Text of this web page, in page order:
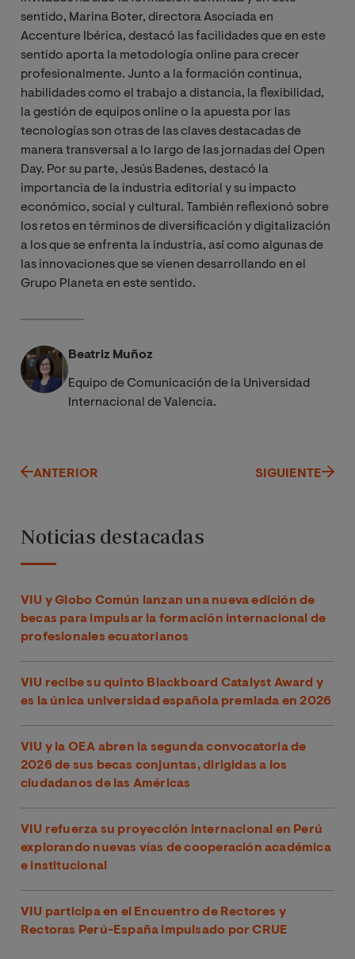
sentido, Marina Boter, directora Asociada en
Accenture Ibérica, destacó las facilidades que en este
sentido aporta la metodología online para crecer
profesionalmente. Junto a la formación continua,
habilidades como el trabajo a distancia, la flexibilidad,
la gestión de equipos online o la apuesta por las
tecnologías son otras de las claves destacadas de
manera transversal a lo largo de las jornadas del Open
Day. Por su parte, Jesús Badenes, destacó la
importancia de la industria editorial y su impacto
económico, social y cultural. También reflexionó sobre
los retos en términos de diversificación y digitalización
a los que se enfrenta la industria, así como algunas de
las innovaciones que se vienen desarrollando en el
Grupo Planeta en este sentido.
Beatriz Muñoz
Equipo de Comunicación de la Universidad
Internacional de Valencia.
ANTERIOR SIGUIENTE
Noticias destacadas
VIU y Globo Común lanzan una nueva edición de
becas para impulsar la formación internacional de
profesionales ecuatorianos
VIU recibe su quinto Blackboard Catalyst Award y
es la única universidad española premiada en 2026
VIU y la OEA abren la segunda convocatoria de
2026 de sus becas conjuntas, dirigidas a los
ciudadanos de las Américas
VIU refuerza su proyección internacional en Perú
explorando nuevas vías de cooperación académica
e institucional
VIU participa en el Encuentro de Rectores y
Rectoras Perú-España impulsado por CRUE